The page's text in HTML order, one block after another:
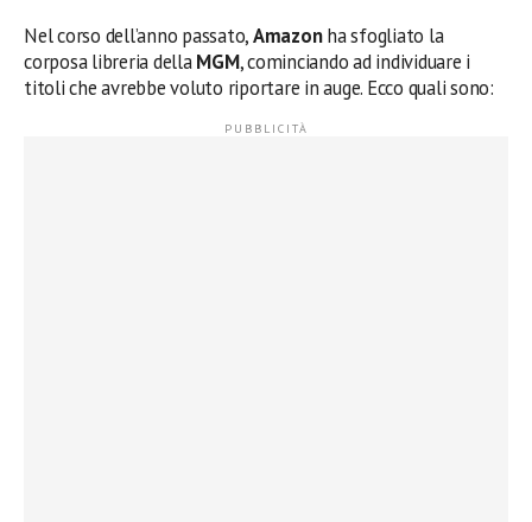
Nel corso dell’anno passato,Amazonha sfogliato la
corposa libreria dellaMGM, cominciando ad individuare i
titoli che avrebbe voluto riportare in auge. Ecco quali sono: